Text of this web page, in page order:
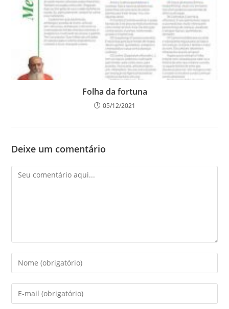
Folha da fortuna
05/12/2021
Deixe um comentário
Comentário
Digite
seu
nome
ou
Digite
seu